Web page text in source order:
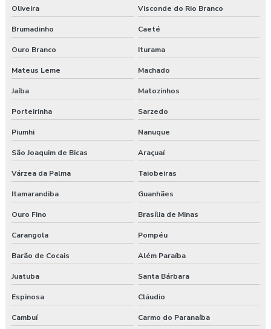
Pgr segurança do trabalho
Pgr segurança do trabalho esocial
Pgr segurança do trabalho nr
Pgr segurança do trabalho valor
Pgrtr nr 31
Plano de atendimento a emergência
Plano de atendimento a emergência em obras
Programa de gerenciamento de riscos
Programa de gerenciamento de riscos ambientais
Programa de gerenciamento de riscos no trabalho rural
Programa de gerenciamento de riscos no trabalho rural pgr
Programa de gerenciamento de riscos nr
Oliveira Visconde do Rio Branco
Brumadinho Caeté
Ouro Branco Iturama
Mateus Leme Machado
Jaíba Matozinhos
Porteirinha Sarzedo
Piumhi Nanuque
São Joaquim de Bicas Araçuaí
Várzea da Palma Taiobeiras
Itamarandiba Guanhães
Ouro Fino Brasília de Minas
Carangola Pompéu
Barão de Cocais Além Paraíba
Juatuba Santa Bárbara
Espinosa Cláudio
Cambuí Carmo do Paranaíba